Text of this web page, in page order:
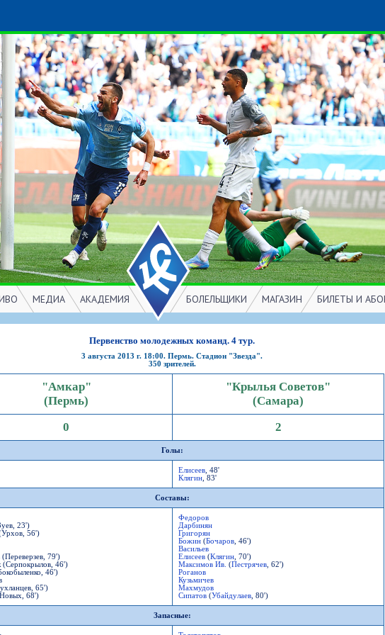
УЕФА
МЕДИА
Фото
Крылья Советов - ТВ
Трансляции матчей
Прочее
АКАДЕМИЯ
БОЛЕЛЬЩИКИ
Твои "Крылья"
Общение
Болельщикам с инвалидностью
Добрые "Крылья"
Правила поведения
Подготовка контролеров-распорядителей
Порядок аккредитации объединений
МАГАЗИН
On-line магазин
Точки продаж фирменной
БИЛЕТЫ И
Карта
Билеты и
Билеты на
Skybox
Первенство молодежных команд. 4 тур.
3 августа 2013 г. 18:00. Пермь. Стадион "Звезда".
350 зрителей.
"Амкар"
(Пермь)
"Крылья Советов"
(Самара)
0
2
Голы:
Елисеев , 48'
Клягин , 83'
Составы:
23')
56')
79')
(Серпокрылов, 46')
46')
65')
68')
Федоров
Дарбинян
Григорян
Божин (Бочаров , 46')
Васильев
Елисеев (Клягин , 70')
Максимов Ив. (Пестрячев , 62')
Роганов
Кузьмичев
Махмудов
Сипатов (Убайдулаев , 80')
Запасные: